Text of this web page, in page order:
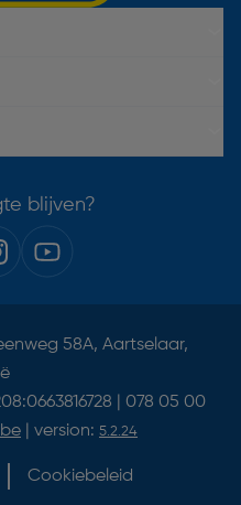
blijven?
58A, Aartselaar,
| 078 05 00
| version: 5.2.24
Cookiebeleid